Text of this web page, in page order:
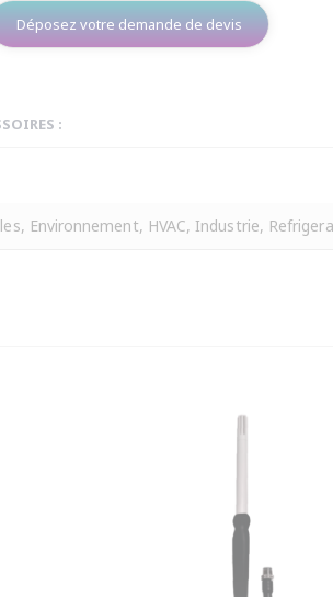
Déposez votre demande de devis
:
Environnement, HVAC, Industrie,